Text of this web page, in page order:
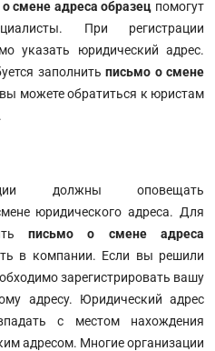
смене адреса образец помогут
При регистрации
указать юридический адрес.
заполнитьписьмо о смене
можете обратиться к юристам
должны оповещать
юридического адреса. Для
письмо о смене адреса
в компании. Если вы решили
зарегистрировать вашу
адресу. Юридический адрес
с местом нахождения
адресом. Многие организации